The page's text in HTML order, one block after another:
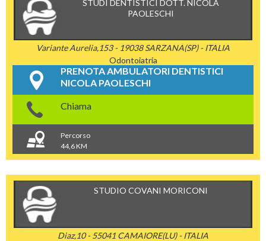
STUDI DENTISTICI DOTT. NICOLA
PAOLESCHI
Variante Aurelia,153 - 19038 SARZANA(SP) - ITALIA
Odontoiatria
PRENOTA AMBULATORI DENTISTICI
NICOLA PAOLESCHI
Chiama
Percorso
44,6 KM
STUDIO COVANI MORICONI
Diaz,10 - 55041 CAMAIORE(LU) - ITALIA